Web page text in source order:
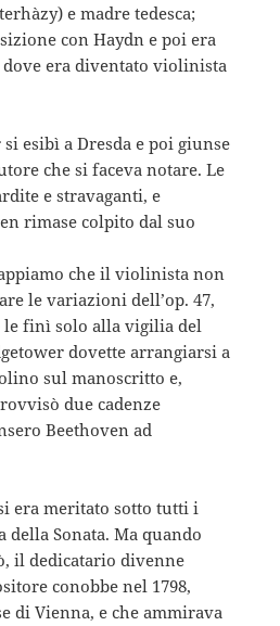
e madre tedesca;
con Haydn e poi era
era diventato violinista
esibì a Dresda e poi giunse
che si faceva notare. Le
e stravaganti, e
rimase colpito dal suo
che il violinista non
le variazioni dell’op. 47,
finì solo alla vigilia del
dovette arrangiarsi a
sul manoscritto e,
due cadenze
Beethoven ad
era meritato sotto tutti i
Sonata. Ma quando
il dedicatario divenne
conobbe nel 1798,
di Vienna, e che ammirava